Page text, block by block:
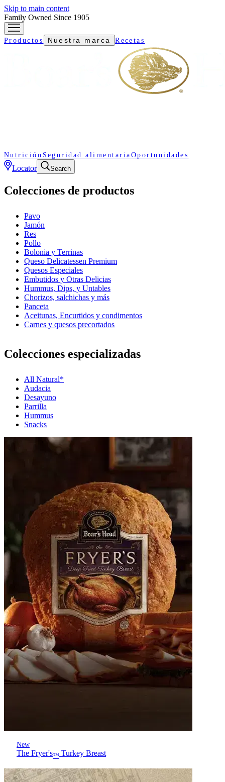
Skip to main content
Family Owned Since 1905
Productos Nuestra marca Recetas
Nutrición Seguridad alimentaria Oportunidades
Locator Search
Colecciones de productos
Pavo
Jamón
Res
Pollo
Bolonia y Terrinas
Queso Delicatessen Premium
Quesos Especiales
Embutidos y Otras Delicias
Hummus, Dips, y Untables
Chorizos, salchichas y más
Panceta
Aceitunas, Encurtidos y condimentos
Carnes y quesos precortados
Colecciones especializadas
All Natural*
Audacia
Desayuno
Parrilla
Hummus
Snacks
New
The Fryer's™ Turkey Breast